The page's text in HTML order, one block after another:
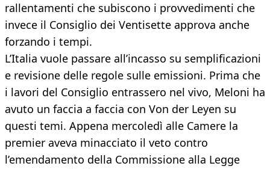
rallentamenti che subiscono i provvedimenti che
invece il Consiglio dei Ventisette approva anche
forzando i tempi.
L’Italia vuole passare all’incasso su semplificazioni
e revisione delle regole sulle emissioni. Prima che
i lavori del Consiglio entrassero nel vivo, Meloni ha
avuto un faccia a faccia con Von der Leyen su
questi temi. Appena mercoledì alle Camere la
premier aveva minacciato il veto contro
l’emendamento della Commissione alla Legge